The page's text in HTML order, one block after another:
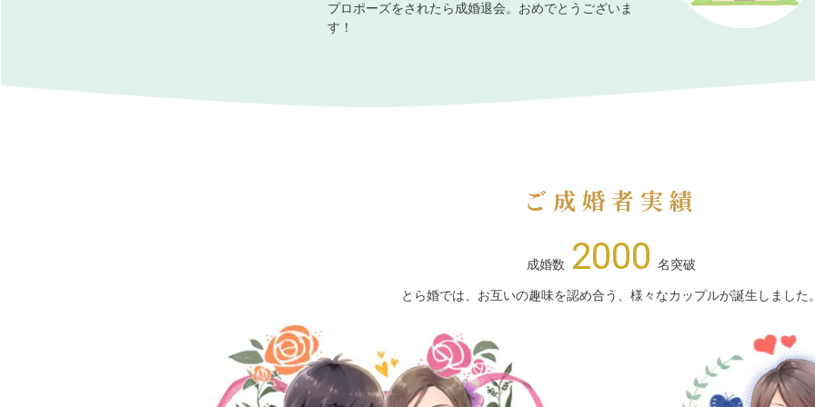
プロポーズをされたら成婚退会。おめでとうございま
す！
ご成婚者実績
成婚数 2000 名突破
とら婚では、お互いの趣味を認め合う、様々なカップルが誕生しました